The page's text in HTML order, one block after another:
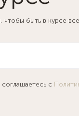
быть в курсе
с